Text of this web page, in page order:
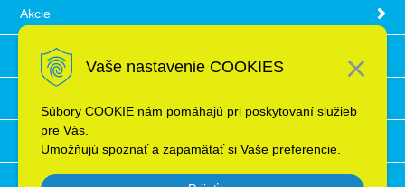
Vaše nastavenie COOKIES
Súbory COOKIE nám pomáhajú pri poskytovaní služieb
pre Vás.
Umožňujú spoznať a zapamätať si Vaše preferencie.
Akcie
Obchodné podmienky
Ochrana osobných údajov